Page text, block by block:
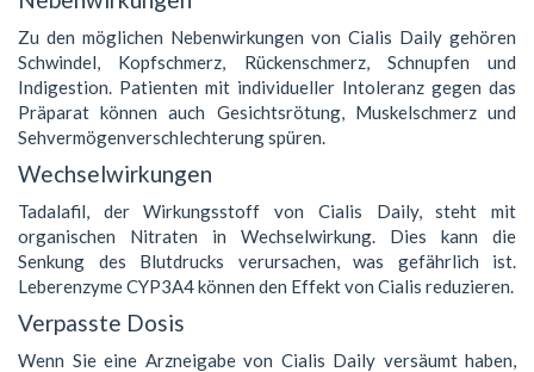
Zu den möglichen Nebenwirkungen von Cialis Daily gehören
Schwindel, Kopfschmerz, Rückenschmerz, Schnupfen und
Indigestion. Patienten mit individueller Intoleranz gegen das
Präparat können auch Gesichtsrötung, Muskelschmerz und
Sehvermögenverschlechterung spüren.
Wechselwirkungen
Tadalafil, der Wirkungsstoff von Cialis Daily, steht mit
organischen Nitraten in Wechselwirkung. Dies kann die
Senkung des Blutdrucks verursachen, was gefährlich ist.
Leberenzyme CYP3A4 können den Effekt von Cialis reduzieren.
Verpasste Dosis
Wenn Sie eine Arzneigabe von Cialis Daily versäumt haben,